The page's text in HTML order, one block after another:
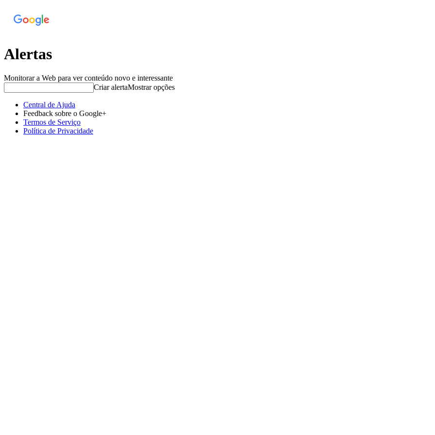
Alertas
Monitorar a Web para ver conteúdo novo e interessante
Criar alertaMostrar opções
Central de Ajuda
Feedback sobre o Google+
Termos de Serviço
Política de Privacidade